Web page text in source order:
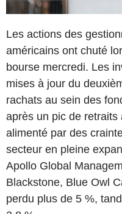
Les actions des
américains ont chuté
bourse mercredi. Les
mises à jour du
rachats au sein des
après un pic de
alimenté par des
secteur en pleine
Apollo Global
Blackstone, Blue Owl
perdu plus de 5 %,